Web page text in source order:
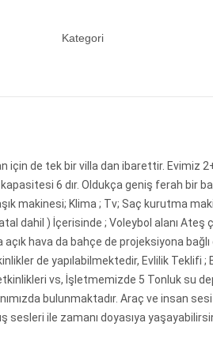
Kategori
için de tek bir villa dan ibarettir. Evimiz
6 dır. Oldukça geniş ferah bir
makinesi; Klima ; Tv; Saç kurutma
dahil ) İçerisinde ; Voleybol alanı Ateş
açık hava da bahçe de projeksiyona
de yapılabilmektedir, Evlilik Teklifi ;
vs, İşletmemizde 5 Tonluk su
bulunmaktadır. Araç ve insan
sesleri ile zamanı doyasıya